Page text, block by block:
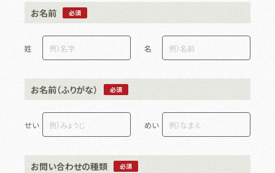
お名前 必須
姓 名
お名前（ふりがな） 必須
せい めい
お問い合わせの種類 必須